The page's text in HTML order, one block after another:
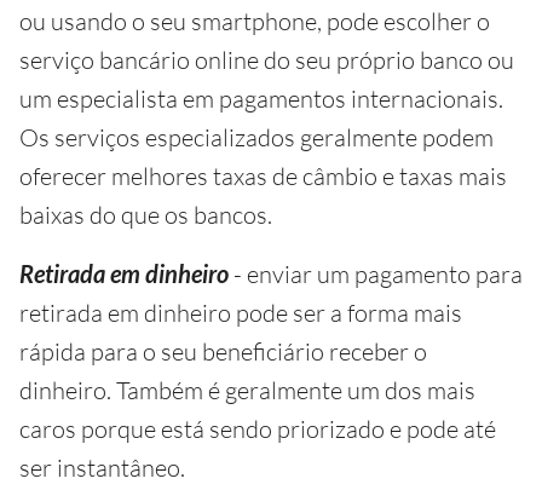
ou usando o seu smartphone, pode escolher o
serviço bancário online do seu próprio banco ou
um especialista em pagamentos internacionais.
Os serviços especializados geralmente podem
oferecer melhores taxas de câmbio e taxas mais
baixas do que os bancos.
Retirada em dinheiro - enviar um pagamento para
retirada em dinheiro pode ser a forma mais
rápida para o seu beneficiário receber o
dinheiro. Também é geralmente um dos mais
caros porque está sendo priorizado e pode até
ser instantâneo.